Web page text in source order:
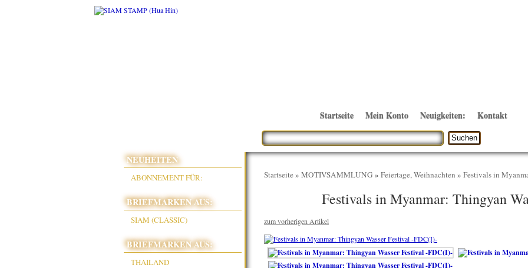
Startseite Mein Konto Neuigkeiten: Kontakt
Startseite» MOTIVSAMMLUNG » Feiertage, Weihnachten » Festivals in
Festivals in Myanmar: Thingyan
zum vorherigen Artikel
NEUHEITEN
ABONNEMENT FÜR:
BRIEFMARKEN AUS:
SIAM (CLASSIC)
BRIEFMARKEN AUS:
THAILAND